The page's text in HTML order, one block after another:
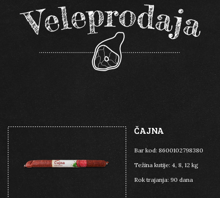
DIMLJENI
TRAJNI
DIMLJENI
TRAJNI
ČAJNA
Bar kod: 8600102798380
Težina kutije: 4, 8, 12 kg
Rok trajanja: 90 dana